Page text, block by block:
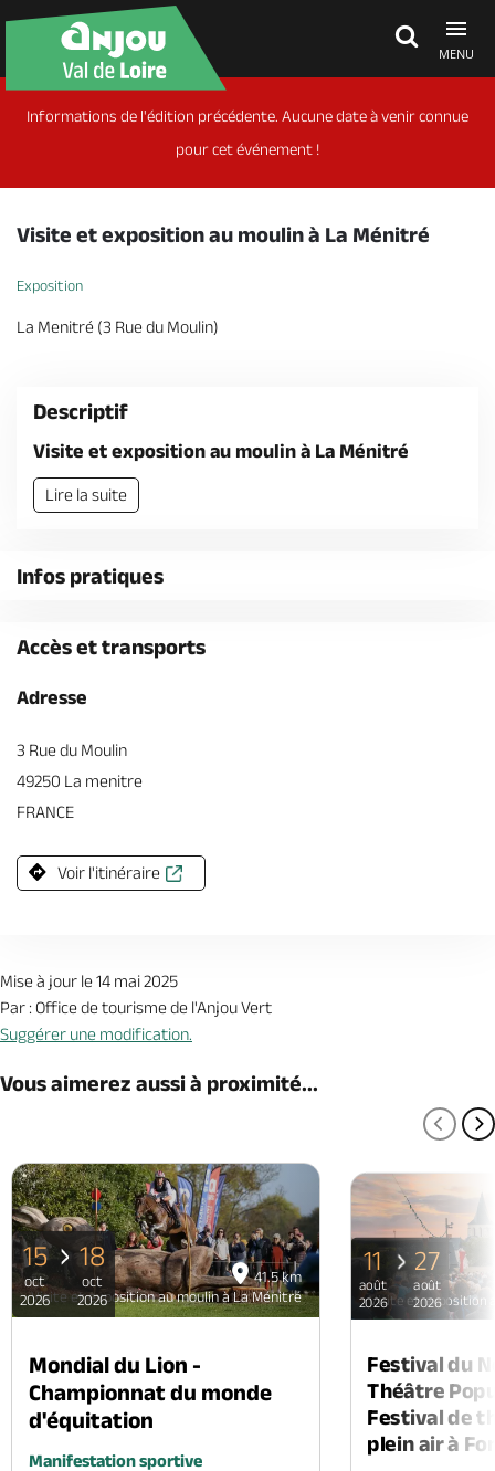
MENU
Découvrir
Agenda
Billetterie en ligne
Brochures & Cartes Offices de tourisme
Informations de l'édition précédente. Aucune date à venir connue
pour cet événement !
Visite et exposition au moulin à La Ménitré
Exposition
La Menitré (3 Rue du Moulin)
Descriptif
Visite et exposition au moulin à La Ménitré
Lire la suite
Infos pratiques
Accès et transports
Adresse
3 Rue du Moulin
49250 La menitre
FRANCE
Voir l'itinéraire
Mise à jour le 14 mai 2025
Par : Office de tourisme de l'Anjou Vert
Suggérer une modification.
Vous aimerez aussi à proximité...
41.5 km
Visite et exposition au moulin à La Ménitré
15
oct
2026
18
oct
2026
Mondial du Lion -
Championnat du monde
d'équitation
Manifestation sportive
Visite et exposition
11
août
2026
27
août
2026
Festival du
Théâtre
Festival de
plein air à